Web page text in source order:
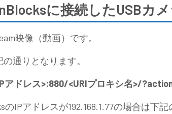
に接続したUSBカ
映像（動画）です。
の通りとなります。
ドレス>:880/<URIプロキシ名>/
のIPアドレスが192.168.1.77の場合は下